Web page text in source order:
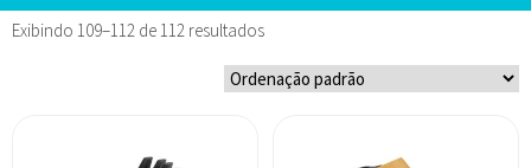
Exibindo 109–112 de 112 resultados